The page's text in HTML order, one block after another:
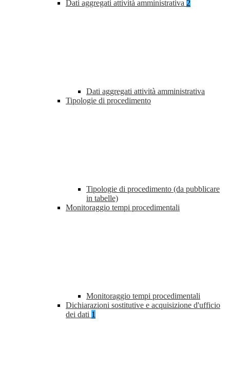
Dati aggregati attività amministrativa 2
Dati aggregati attività amministrativa
Tipologie di procedimento
Tipologie di procedimento (da pubblicare
in tabelle)
Monitoraggio tempi procedimentali
Monitoraggio tempi procedimentali
Dichiarazioni sostitutive e acquisizione d'ufficio
dei dati 1